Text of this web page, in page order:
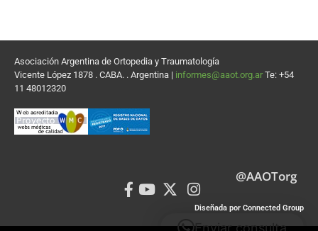
Asociación Argentina de Ortopedia y Traumatología
Vicente López 1878 . CABA. . Argentina | informes@aaot.org.ar Te: +54
11 48012320
@AAOTorg
Diseñada por Connected Group
Enviar consulta